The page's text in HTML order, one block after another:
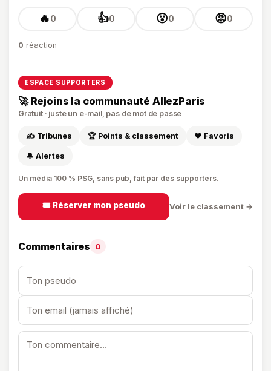
🔥0 👍0 😮0 😡0
0 réaction
ESPACE SUPPORTERS
🚀 Rejoins la communauté AllezParis
Gratuit · juste un e-mail, pas de mot de passe
✍️ Tribunes 🏆 Points & classement ❤️ Favoris
🔔 Alertes
Un média 100 % PSG, sans pub, fait par des supporters.
🎟️ Réserver mon pseudo Voir le classement →
Commentaires 0